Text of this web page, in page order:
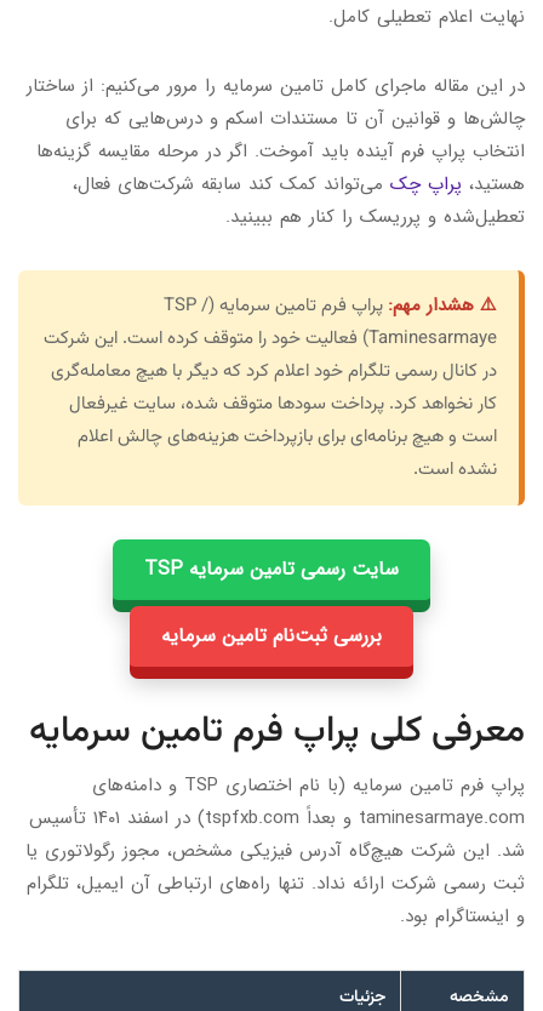
نهایت اعلام تعطیلی کامل.
در این مقاله ماجرای کامل تامین سرمایه را مرور می‌کنیم: از ساختار
چالش‌ها و قوانین آن تا مستندات اسکم و درس‌هایی که برای
انتخاب پراپ فرم آینده باید آموخت. اگر در مرحله مقایسه گزینه‌ها
هستید، پراپ چک می‌تواند کمک کند سابقه شرکت‌های فعال،
تعطیل‌شده و پرریسک را کنار هم ببینید.
⚠️ هشدار مهم:
پراپ فرم تامین سرمایه (TSP /
Taminesarmaye) فعالیت خود را متوقف کرده است. این شرکت
در کانال رسمی تلگرام خود اعلام کرد که دیگر با هیچ معامله‌گری
کار نخواهد کرد. پرداخت سودها متوقف شده، سایت غیرفعال
است و هیچ برنامه‌ای برای بازپرداخت هزینه‌های چالش اعلام
نشده است.
سایت رسمی تامین سرمایه TSP
بررسی ثبت‌نام تامین سرمایه
معرفی کلی پراپ فرم تامین سرمایه
پراپ فرم تامین سرمایه (با نام اختصاری TSP و دامنه‌های
taminesarmaye.com و بعداً tspfxb.com) در اسفند ۱۴۰۱ تأسیس
شد. این شرکت هیچ‌گاه آدرس فیزیکی مشخص، مجوز رگولاتوری یا
ثبت رسمی شرکت ارائه نداد. تنها راه‌های ارتباطی آن ایمیل، تلگرام
و اینستاگرام بود.
مشخصه جزئیات